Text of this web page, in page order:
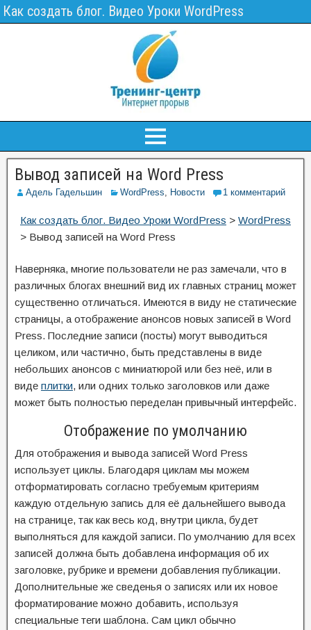
Как создать блог. Видео Уроки WordPress
Вывод записей на Word Press
Адель Гадельшин WordPress, Новости 1 комментарий
Как создать блог. Видео Уроки WordPress > WordPress
> Вывод записей на Word Press
Наверняка, многие пользователи не раз замечали, что в
различных блогах внешний вид их главных страниц может
существенно отличаться. Имеются в виду не статические
страницы, а отображение анонсов новых записей в Word
Press. Последние записи (посты) могут выводиться
целиком, или частично, быть представлены в виде
небольших анонсов с миниатюрой или без неё, или в
виде плитки, или одних только заголовков или даже
может быть полностью переделан привычный интерфейс.
Отображение по умолчанию
Для отображения и вывода записей Word Press
использует циклы. Благодаря циклам мы можем
отформатировать согласно требуемым критериям
каждую отдельную запись для её дальнейшего вывода
на странице, так как весь код, внутри цикла, будет
выполняться для каждой записи. По умолчанию для всех
записей должна быть добавлена информация об их
заголовке, рубрике и времени добавления публикации.
Дополнительные же сведенья о записях или их новое
форматирование можно добавить, используя
специальные теги шаблона. Сам цикл обычно